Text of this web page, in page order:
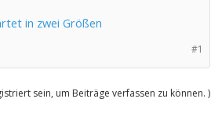
in zwei Größen
#1
sein, um Beiträge verfassen zu können. )